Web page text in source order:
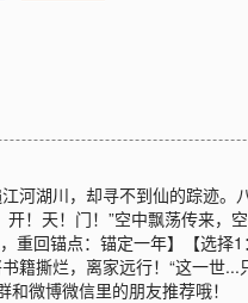
河湖川，却寻不到仙的踪迹
！天！门！”空中飘荡传来，
回锚点：锚定一年】【选
籍撕烂，离家远行！“这一世...
微博微信里的朋友推荐哦！